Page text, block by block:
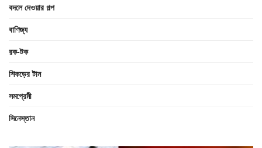
বদলে দেওয়ার গল্প
বাণিজ্য
রক-টক
শিকড়ের টান
সমপ্রেমী
সিনেস্তান